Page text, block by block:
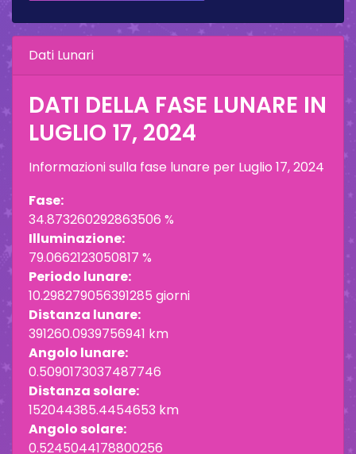
Dati Lunari
DATI DELLA FASE LUNARE IN
LUGLIO 17, 2024
Informazioni sulla fase lunare per Luglio 17, 2024
Fase:
34.873260292863506 %
Illuminazione:
79.0662123050817 %
Periodo lunare:
10.298279056391285 giorni
Distanza lunare:
391260.0939756941 km
Angolo lunare:
0.5090173037487746
Distanza solare:
152044385.4454653 km
Angolo solare:
0.5245044178800256